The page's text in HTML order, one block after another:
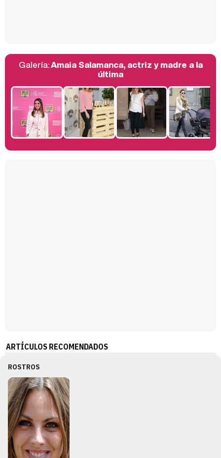
Belén Esteban: "Estoy emocionada, muy contenta y muy feliz por llegar a RTVE"
Manu Baqueiro: "Tuve como referente a Bruce Willis en 'Luz de Luna' para mi trabajo en la serie 'Perdiendo el juicio'"
Galería:Amaia Salamanca, actriz y madre a la
última
ARTÍCULOS RECOMENDADOS
ROSTROS